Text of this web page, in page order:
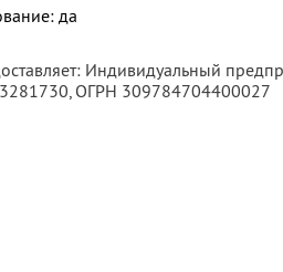
да
Индивидуальный
, ОГРН 309784704400027